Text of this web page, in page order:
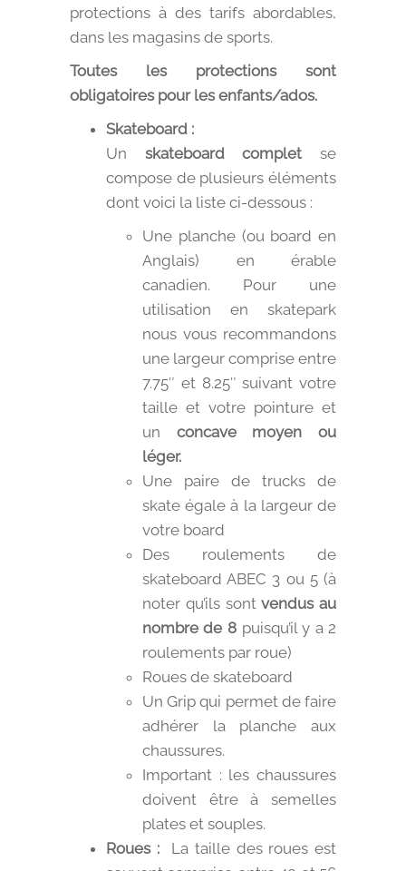
protections à des tarifs abordables,
dans les magasins de sports.
Toutes les protections sont
obligatoires pour les enfants/ados.
Skateboard :
Un skateboard completse
compose de plusieurs éléments
dont voici la liste ci-dessous :
Une planche (ou board en
Anglais) en érable
canadien. Pour une
utilisation en skatepark
nous vous recommandons
une largeur comprise entre
7.75″ et 8.25″ suivant votre
taille et votre pointure et
un concave moyen ou
léger.
Une paire de trucks de
skate égale à la largeur de
votre board
Des roulements de
skateboard ABEC 3 ou 5 (à
noter qu’ils sontvendus au
nombre de 8 puisqu’il y a 2
roulements par roue)
Roues de skateboard
Un Grip qui permet de faire
adhérer la planche aux
chaussures.
Important : les chaussures
doivent être à semelles
plates et souples.
Roues :La taille des roues est